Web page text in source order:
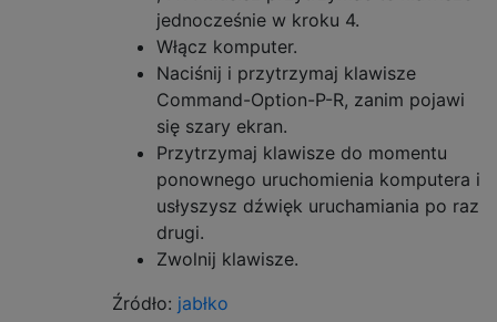
jednocześnie w kroku 4.
Włącz komputer.
Naciśnij i przytrzymaj klawisze
Command-Option-P-R, zanim pojawi
się szary ekran.
Przytrzymaj klawisze do momentu
ponownego uruchomienia komputera i
usłyszysz dźwięk uruchamiania po raz
drugi.
Zwolnij klawisze.
Źródło: jabłko